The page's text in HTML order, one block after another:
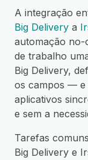
A integração
Big Delivery a
automação no-
de trabalho
Big Delivery,
os campos — e
aplicativos
e sem a
Tarefas
Big Delivery e